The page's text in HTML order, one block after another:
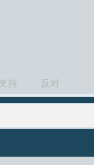
支持 反对